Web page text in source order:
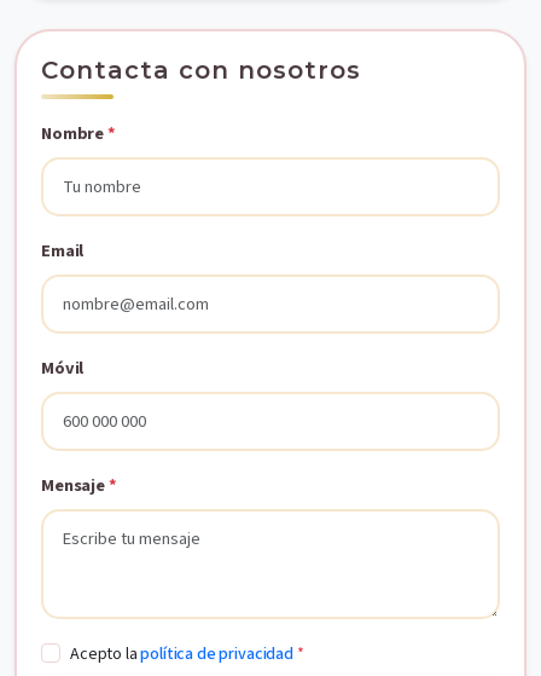
Contacta con nosotros
Nombre*
Email
Móvil
Mensaje*
Acepto lapolítica de privacidad *